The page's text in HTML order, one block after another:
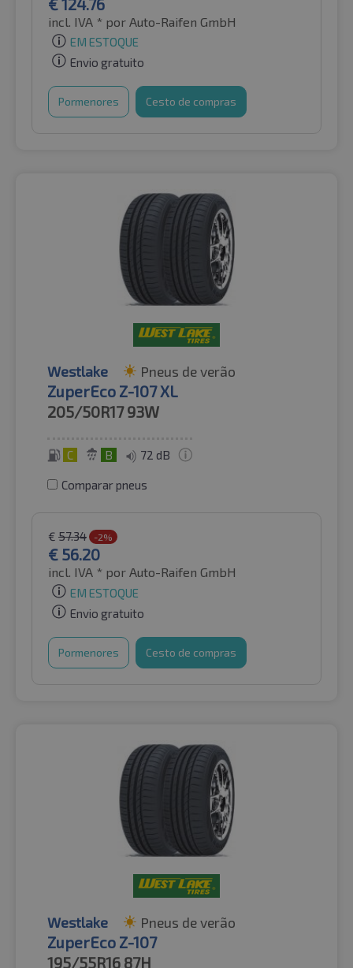
incl. IVA * por Auto-Raifen GmbH
EM ESTOQUE
Envio gratuito
Pormenores Cesto de compras
Westlake Pneus de verão
ZuperEco Z-107 XL
205/50R17 93W
C B 72 dB
Comparar pneus
€ 57.34 -2%
€ 56.20
incl. IVA * por Auto-Raifen GmbH
EM ESTOQUE
Envio gratuito
Pormenores Cesto de compras
Westlake Pneus de verão
ZuperEco Z-107
195/55R16 87H